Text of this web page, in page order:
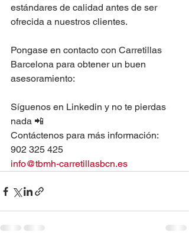
estándares de calidad antes de ser
ofrecida a nuestros clientes.
Pongase en contacto con Carretillas
Barcelona para obtener un buen
asesoramiento:
Síguenos en Linkedin y no te pierdas
nada 📲
Contáctenos para más información:
902 325 425
info@tbmh-carretillasbcn.es